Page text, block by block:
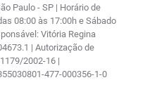
Paulo - SP | Horário de
08:00 às 17:00h e Sábado
Vitória Regina
| Autorização de
2002-16 |
477-000356-1-0